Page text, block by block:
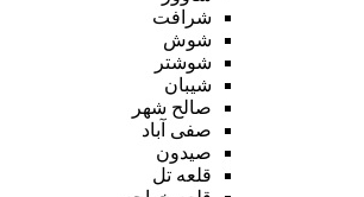
شرافت
شوش
شوشتر
شیبان
صالح شهر
صفی آباد
صیدون
قلعه تل